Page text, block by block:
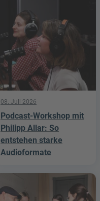
08. Juli 2026
Podcast-Workshop mit
Philipp Allar: So
entstehen starke
Audioformate